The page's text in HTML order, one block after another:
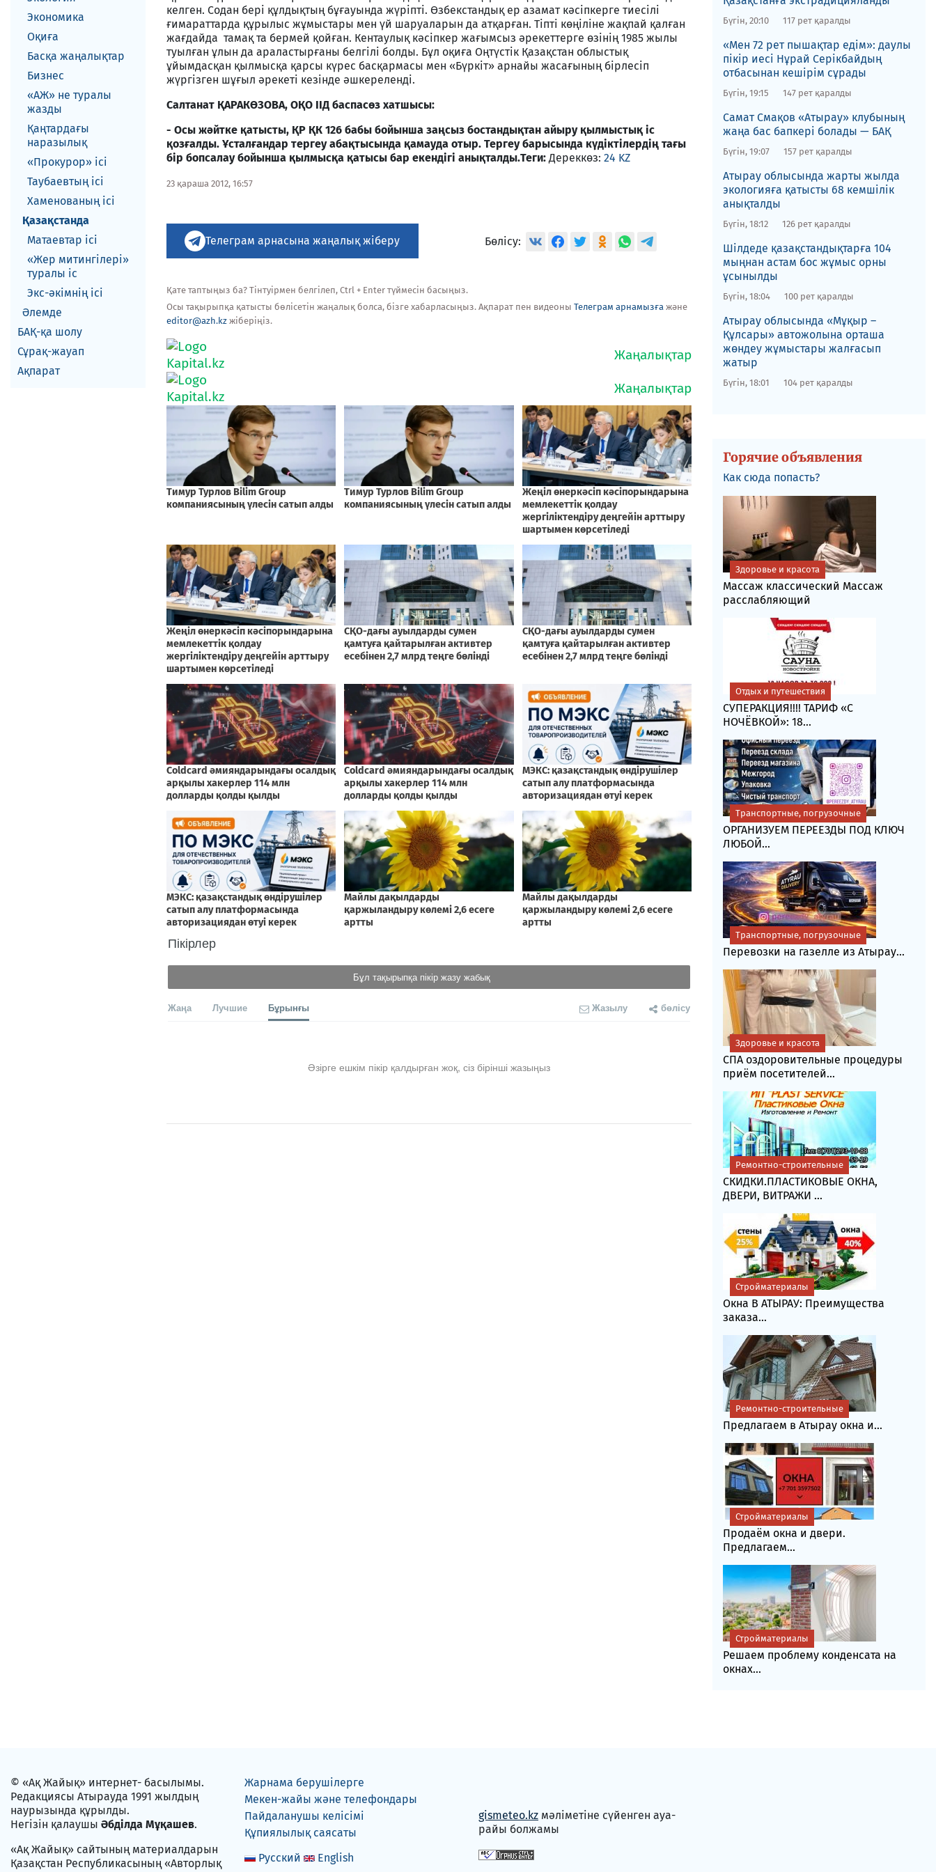
Экономика
Оқиға
Басқа жаңалықтар
Бизнес
«АЖ» не туралы
жазды
Қаңтардағы
наразылық
«Прокурор» ісі
Таубаевтың ісі
Хаменованың ісі
Қазақстанда
Матаевтар ici
«Жер митингілері»
туралы іс
Экс-әкiмнiң iсi
Әлемде
БАҚ-қа шолу
Сұрақ-жауап
Ақпарат
келген. Содан бері құлдықтың бұғауында жүріпті. Өзбекстандық ер азамат кәсіпкерге тиесілі
ғимараттарда құрылыс жұмыстары мен үй шаруаларын да атқарған. Тіпті көңіліне жақпай қалған
жағдайда тамақ та бермей қойған. Кентаулық кәсіпкер жағымсыз әрекеттерге өзінің 1985 жылы
туылған ұлын да араластырғаны белгілі болды. Бұл оқиға Оңтүстік Қазақстан облыстық
ұйымдасқан қылмысқа қарсы күрес басқармасы мен «Бүркіт» арнайы жасағының бірлесіп
жүргізген шұғыл әрекеті кезінде әшкереленді.
Салтанат ҚАРАКӨЗОВА, ОҚО ІІД баспасөз хатшысы:
- Осы жәйтке қатысты, ҚР ҚК 126 бабы бойынша заңсыз бостандықтан айыру қылмыстық іс
қозғалды. Ұсталғандар тергеу абақтысында қамауда отыр. Тергеу барысында күдіктілердің тағы
бір бопсалау бойынша қылмысқа қатысы бар екендігі анықталды.Теги:Дереккөз: 24 KZ
23 қараша 2012, 16:57
Телеграм арнасына жаңалық жіберу Бөлісу:
Қате таптыңыз ба? Тінтуірмен белгілеп, Ctrl + Enter түймесін басыңыз.
Осы тақырыпқа қатысты бөлісетін жаңалық болса, бізге хабарласыңыз. Ақпарат пен видеоны Телеграм арнамызға және
editor@azh.kz жіберіңіз.
Пікірлер
Бұл тақырыпқа пікір жазу жабық
Жаңа Лучшие Бұрынғы Жазылу бөлісу
Әзірге ешкім пікір қалдырған жоқ, сіз бірінші жазыңыз
Бүгін, 20:10 117 рет қаралды
«Мен 72 рет пышақтар едім»: даулы
пікір иесі Нұрай Серікбайдың
отбасынан кешірім сұрады
Бүгін, 19:15 147 рет қаралды
​Самат Смақов «Атырау» клубының
жаңа бас бапкері болады — БАҚ
Бүгін, 19:07 157 рет қаралды
​Атырау облысында жарты жылда
экологияға қатысты 68 кемшілік
анықталды
Бүгін, 18:12 126 рет қаралды
​Шілдеде қазақстандықтарға 104
мыңнан астам бос жұмыс орны
ұсынылды
Бүгін, 18:04 100 рет қаралды
​Атырау облысында «Мұқыр –
Құлсары» автожолына орташа
жөндеу жұмыстары жалғасып
жатыр
Бүгін, 18:01 104 рет қаралды
Горячие объявления
Как сюда попасть?
Массаж классический Массаж
расслабляющий
Здоровье и красота
СУПЕРАКЦИЯ!!!! ТАРИФ «C
НОЧЁВКОЙ»: 18...
Отдых и путешествия
ОРГАНИЗУЕМ ПЕРЕЕЗДЫ ПОД КЛЮЧ
ЛЮБОЙ...
Транспортные, погрузочные
Перевозки на газелле из Атырау...
Транспортные, погрузочные
СПА оздоровительные процедуры
приём посетителей...
Здоровье и красота
СКИДКИ.ПЛАСТИКОВЫЕ ОКНА,
ДВЕРИ, ВИТРАЖИ ...
Ремонтно-строительные
Окна В АТЫРАУ: Преимущества
заказа...
Стройматериалы
Предлагаем в Атырау окна и...
Ремонтно-строительные
Продаём окна и двери.
Предлагаем...
Стройматериалы
Решаем проблему конденсата на
окнах...
Стройматериалы
© «Ақ Жайық» интернет- басылымы.
Редакциясы Атырауда 1991 жылдың
наурызында құрылды.
Негізін қалаушы Әбділда Мұқашев.
«Ақ Жайық» сайтының материалдарын
Қазақстан Республикасының «Авторлық
Жарнама берушілерге
Мекен-жайы және телефондары
Пайдаланушы келісімі
Құпиялылық саясаты
Русский
English
gismeteo.kz мәліметіне сүйенген ауа-
райы болжамы